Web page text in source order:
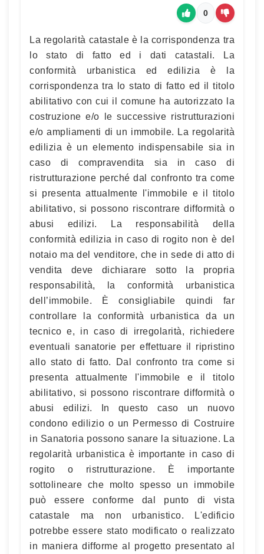
0
La regolarità catastale è la corrispondenza tra
lo stato di fatto ed i dati catastali. La
conformità urbanistica ed edilizia è la
corrispondenza tra lo stato di fatto ed il titolo
abilitativo con cui il comune ha autorizzato la
costruzione e/o le successive ristrutturazioni
e/o ampliamenti di un immobile. La regolarità
edilizia è un elemento indispensabile sia in
caso di compravendita sia in caso di
ristrutturazione perché dal confronto tra come
si presenta attualmente l'immobile e il titolo
abilitativo, si possono riscontrare difformità o
abusi edilizi. La responsabilità della
conformità edilizia in caso di rogito non è del
notaio ma del venditore, che in sede di atto di
vendita deve dichiarare sotto la propria
responsabilità, la conformità urbanistica
dell’immobile. È consigliabile quindi far
controllare la conformità urbanistica da un
tecnico e, in caso di irregolarità, richiedere
eventuali sanatorie per effettuare il ripristino
allo stato di fatto. Dal confronto tra come si
presenta attualmente l'immobile e il titolo
abilitativo, si possono riscontrare difformità o
abusi edilizi. In questo caso un nuovo
condono edilizio o un Permesso di Costruire
in Sanatoria possono sanare la situazione. La
regolarità urbanistica è importante in caso di
rogito o ristrutturazione. È importante
sottolineare che molto spesso un immobile
può essere conforme dal punto di vista
catastale ma non urbanistico. L'edificio
potrebbe essere stato modificato o realizzato
in maniera difforme al progetto presentato al